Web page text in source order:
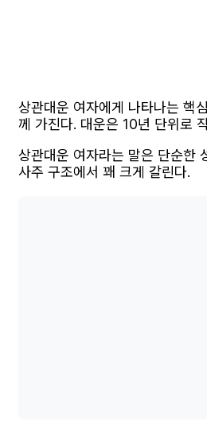
상관대운 여자에게 나타나는 핵
께 가진다. 대운은 10년 단위로
상관대운 여자라는 말은 단순한
사주 구조에서 꽤 크게 갈린다.